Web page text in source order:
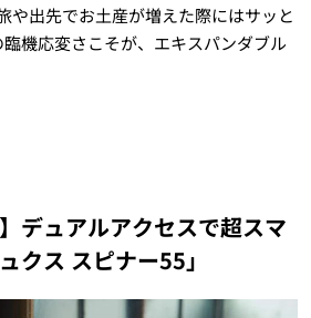
や出先でお土産が増えた際にはサッと
機応変さこそが、エキスパンダブル
デュアルアクセスで超スマ
クス スピナー55」